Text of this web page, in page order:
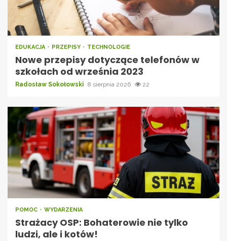
EDUKACJA PRZEPISY TECHNOLOGIE
Nowe przepisy dotyczące telefonów w
szkołach od września 2023
Radosław Sokołowski 8 sierpnia 2026 22
POMOC WYDARZENIA
Strażacy OSP: Bohaterowie nie tylko
ludzi, ale i kotów!